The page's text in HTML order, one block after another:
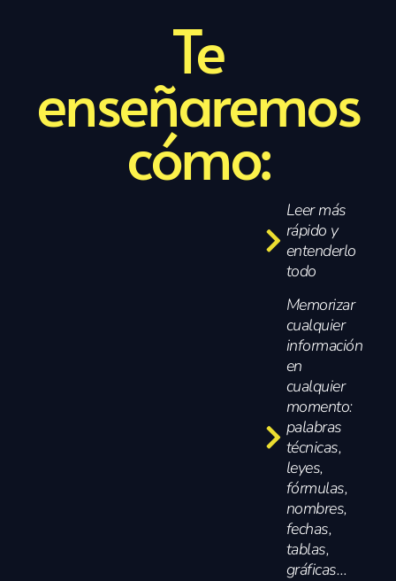
Te
enseñaremos
cómo:
Leer más
rápido y
entenderlo
todo
Memorizar
cualquier
información
en
cualquier
momento:
palabras
técnicas,
leyes,
fórmulas,
nombres,
fechas,
tablas,
gráficas…